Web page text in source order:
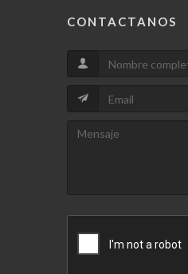
CONTACTANOS